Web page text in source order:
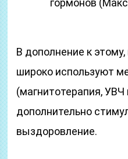
гормонов
В дополнение к
широко используют
(магнитотерапия,
дополнительно
выздоровление.